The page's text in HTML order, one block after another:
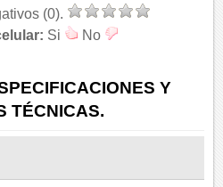
(0).
Si No
Y
TÉCNICAS.